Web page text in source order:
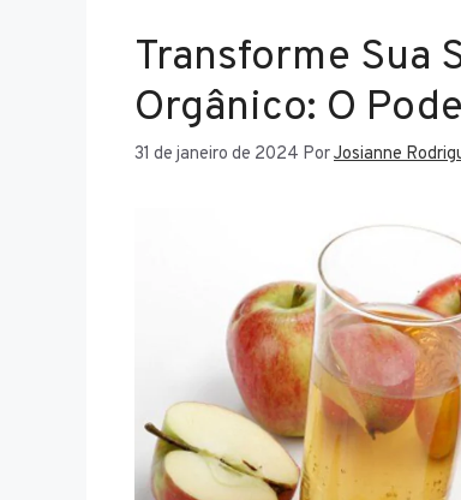
Transforme Sua
Orgânico: O
31 de janeiro de 2024 PorJosianne